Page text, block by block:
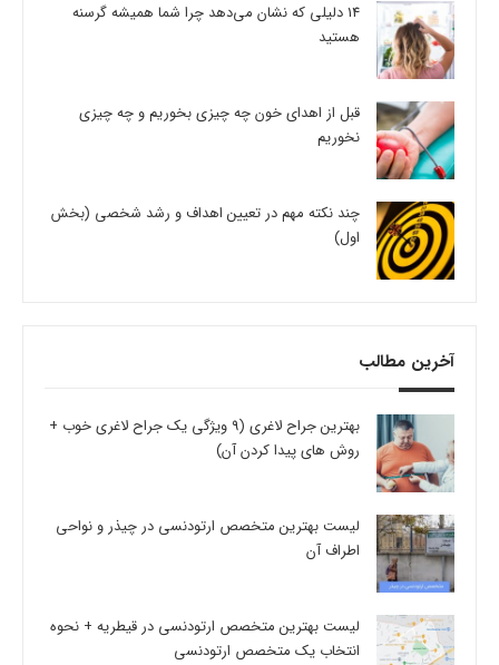
14 دلیلی که نشان می‌دهد چرا شما همیشه گرسنه
هستید
قبل از اهدای خون چه چیزی بخوریم و چه چیزی
نخوریم
چند نکته مهم در تعیین اهداف و رشد شخصی (بخش
اول)
آخرین مطالب
بهترین جراح لاغری (9 ویژگی یک جراح لاغری خوب +
روش های پیدا کردن آن)
لیست بهترین متخصص ارتودنسی در چیذر و نواحی
اطراف آن
لیست بهترین متخصص ارتودنسی در قیطریه + نحوه
انتخاب یک متخصص ارتودنسی